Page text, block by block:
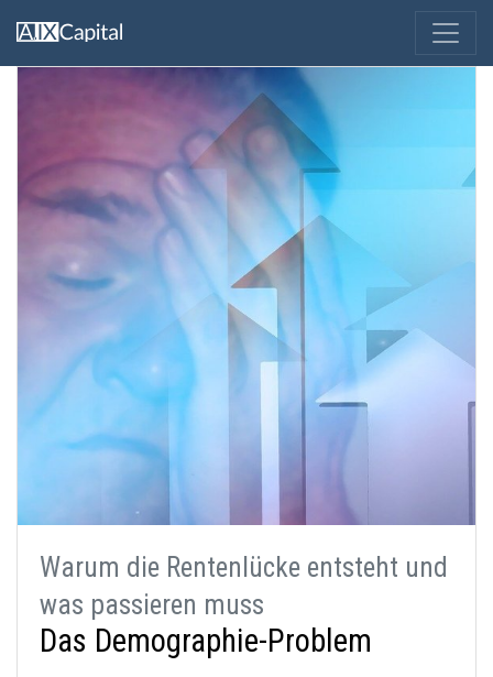
Warum die Rentenlücke entsteht und
was passieren muss
Das Demographie-Problem